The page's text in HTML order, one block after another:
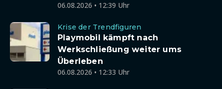
06.08.2026 • 12:39 Uhr
Krise der Trendfiguren
Playmobil kämpft nach
Werkschließung weiter ums
Überleben
06.08.2026 • 12:33 Uhr